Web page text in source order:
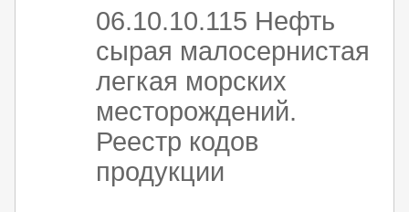
06.10.10.115 Нефть
сырая малосернистая
легкая морских
месторождений.
Реестр кодов
продукции